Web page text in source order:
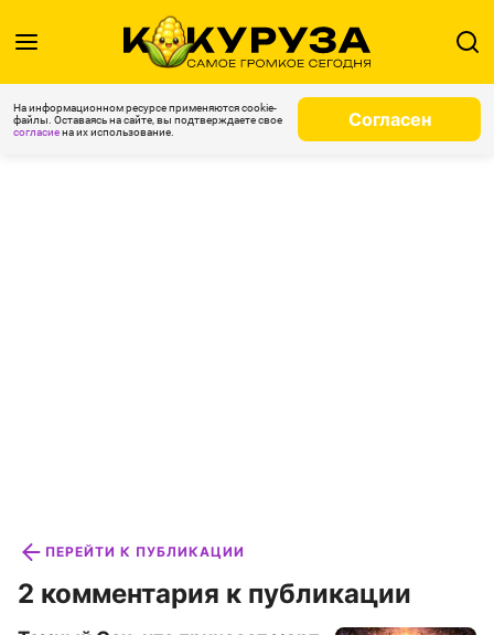
На информационном ресурсе применяются cookie-
файлы. Оставаясь на сайте, вы подтверждаете свое
согласиена их использование.
Согласен
ПЕРЕЙТИ К ПУБЛИКАЦИИ
2 комментария к публикации